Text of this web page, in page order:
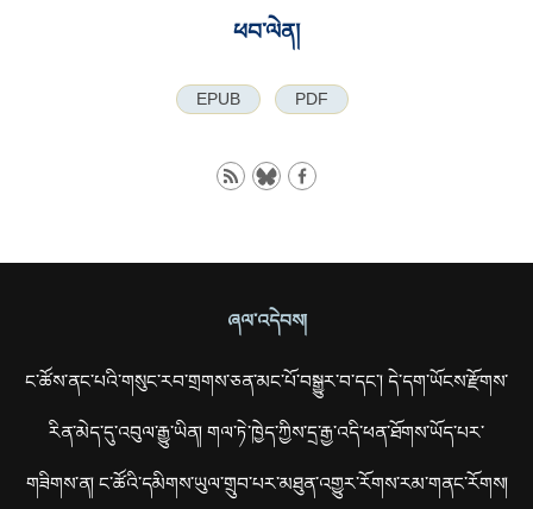
ཕབ་ལེན།
EPUB PDF
ཞལ་འདེབས།
ང་ཚོས་ནང་པའི་གསུང་རབ་གྲགས་ཅན་མང་པོ་བསྒྱུར་བ་དང་། དེ་དག་ཡོངས་རྫོགས་
རིན་མེད་དུ་འབུལ་རྒྱུ་ཡིན། གལ་ཏེ་ཁྱེད་ཀྱིས་དྲ་རྒྱ་འདི་ཕན་ཐོགས་ཡོད་པར་
གཟིགས་ན། ང་ཚོའི་དམིགས་ཡུལ་གྲུབ་པར་མཐུན་འགྱུར་རོགས་རམ་གནང་རོགས།